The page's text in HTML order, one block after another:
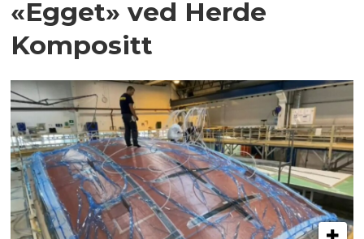
«Egget» ved Herde
Kompositt